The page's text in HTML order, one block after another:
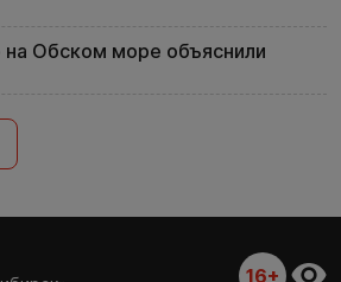
Обском море объяснили
16+